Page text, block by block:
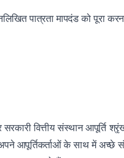
पात्रता मापदंड को पूरा
वित्तीय संस्थान आपूर्ति
आपूर्तिकर्ताओं के साथ में अच्छे